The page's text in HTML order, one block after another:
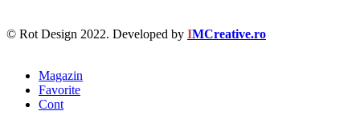
© Rot Design 2022. Developed by IMCreative.ro
Magazin
Favorite
Cont